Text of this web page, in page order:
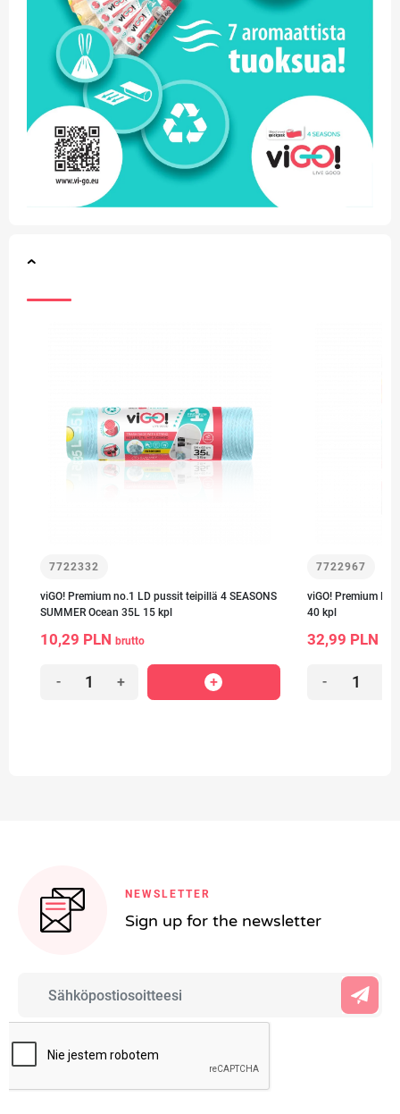
7722332
viGO! Premium no.1 LD pussit teipillä 4 SEASONS
SUMMER Ocean 35L 15 kpl
10,29 PLN brutto
- +
7722967
viGO! Premium LD
40 kpl
32,99 PLN
-
NEWSLETTER
Sign up for the newsletter